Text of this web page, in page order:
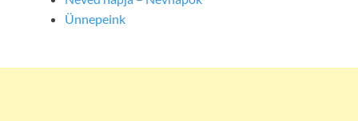
Ünnepeink